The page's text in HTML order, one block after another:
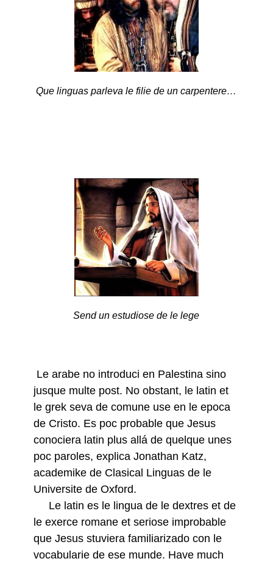
Que linguas parleva le filie de un carpentere…
Send un estudiose de le lege
Le arabe no introduci en Palestina sino
jusque multe post. No obstant, le latin et
le grek seva de comune use en le epoca
de Cristo. Es poc probable que Jesus
conociera latin plus allá de quelque unes
poc paroles, explica Jonathan Katz,
academike de Clasical Linguas de le
Universite de Oxford.
Le latin es le lingua de le dextres et de
le exerce romane et seriose improbable
que Jesus stuviera familiarizado con le
vocabularie de ese munde. Have much